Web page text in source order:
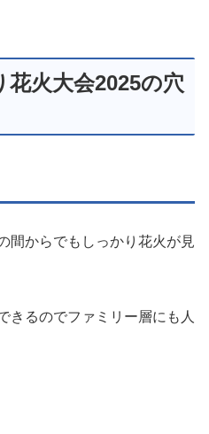
火大会2025の穴
間からでもしっかり花火が見
きるのでファミリー層にも人